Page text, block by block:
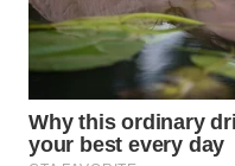
fundo;
espalhe o queijo
despeje o molho
imediatamente.